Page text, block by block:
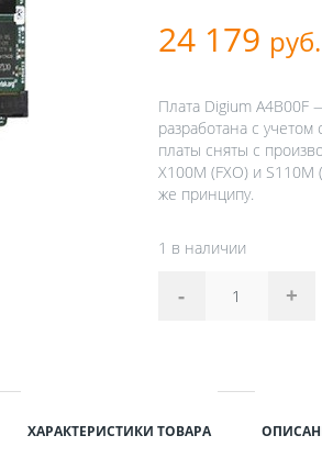
24 179 руб.
Плата Digium A4B00F
разработана с
платы сняты с
X100M (FXO) и
же принципу.
1 в наличии
- +
ХАРАКТЕРИСТИКИ ТОВАРА